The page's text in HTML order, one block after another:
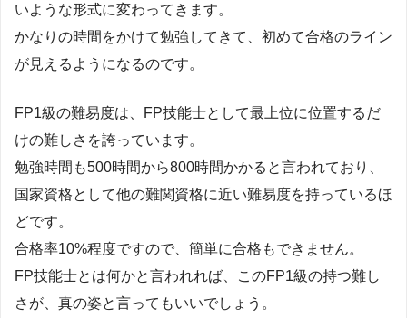
いような形式に変わってきます。
かなりの時間をかけて勉強してきて、初めて合格のライン
が見えるようになるのです。
FP1級の難易度は、FP技能士として最上位に位置するだ
けの難しさを誇っています。
勉強時間も500時間から800時間かかると言われており、
国家資格として他の難関資格に近い難易度を持っているほ
どです。
合格率10%程度ですので、簡単に合格もできません。
FP技能士とは何かと言われれば、このFP1級の持つ難し
さが、真の姿と言ってもいいでしょう。